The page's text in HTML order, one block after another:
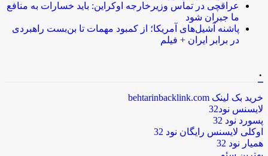
عراقچی در تماس وزیرخارجه اوکراین: باید خسارات به منافع
ما جبران شود
پاشنه آشیل‌های آمریکا؛ از کمبود مهمات تا بن‌بست راهبردی
در برابر ایران + فیلم
خرید بک لینک behtarinbacklink.com
لایسنس نود32
پسورد نود 32
اوکلی لایسنس رایگان نود 32
همیار نود 32